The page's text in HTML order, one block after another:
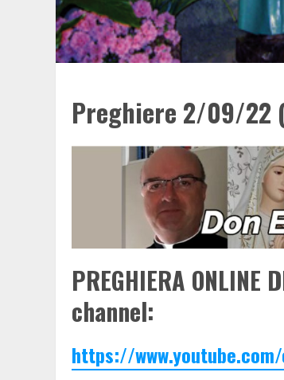
Preghiere 2/09/22
PREGHIERA ONLINE
channel:
https://www.youtube.com/